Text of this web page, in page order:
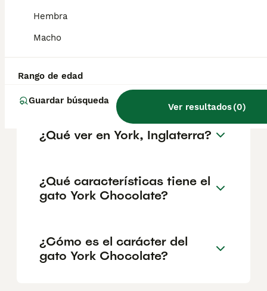
Hembra
Macho
Rango de edad
Guardar búsqueda
Ver resultados(0)
Informarse bien y comparar opciones antes
de comprometerse siempre es la mejor
¿Por qué se llama York?
¿Qué ver en York, Inglaterra?
¿Qué características tiene el
gato York Chocolate?
¿Cómo es el carácter del
gato York Chocolate?